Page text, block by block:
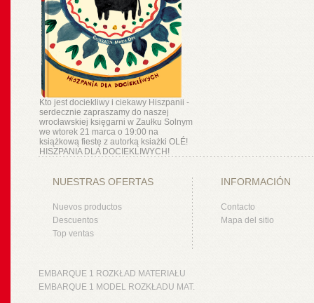
Kto jest dociekliwy i ciekawy Hiszpanii -
serdecznie zapraszamy do naszej
wrocławskiej księgarni w Zaułku Solnym
we wtorek 21 marca o 19:00 na
książkową fiestę z autorką ksiażki OLÉ!
HISZPANIA DLA DOCIEKLIWYCH!
NUESTRAS OFERTAS
Nuevos productos
Descuentos
Top ventas
INFORMACIÓN
Contacto
Mapa del sitio
EMBARQUE 1 ROZKŁAD MATERIAŁU
EMBARQUE 1 MODEL ROZKŁADU MAT.